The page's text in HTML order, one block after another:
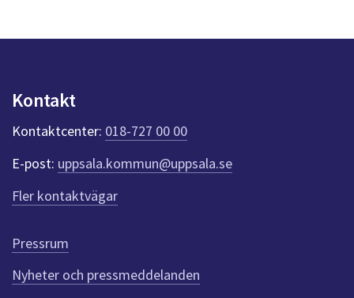
n
k
e
r
f
ö
r
e
n
n
a
Kontakt
Kontaktcenter: 018-727 00 00
E-post: uppsala.kommun@uppsala.se
Fler kontaktvägar
Pressrum
Nyheter och pressmeddelanden